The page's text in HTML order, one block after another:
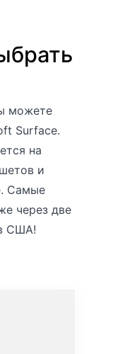
можете
Surface.
на
и
Самые
через две
США!